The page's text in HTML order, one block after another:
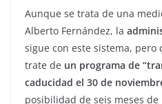
Aunque se trata de una
Alberto Fernández, la
sigue con este sistema, pero
trate de un programa de
caducidad el 30 de
posibilidad de seis meses de